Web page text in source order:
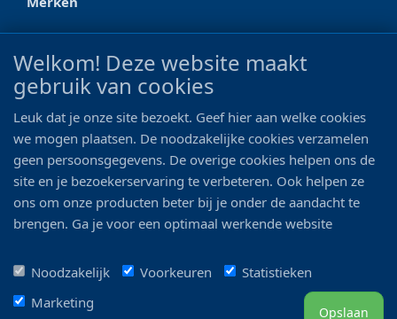
CONTACT
Ootmarsumseweg 125a
0546 - 622 990
06 - 11 19 81 42
info@bo-vis.nl
Welkom! Deze website maakt
gebruik van cookies
Leuk dat je onze site bezoekt. Geef hier aan welke cookies
we mogen plaatsen. De noodzakelijke cookies verzamelen
geen persoonsgegevens. De overige cookies helpen ons de
site en je bezoekerservaring te verbeteren. Ook helpen ze
ons om onze producten beter bij je onder de aandacht te
brengen. Ga je voor een optimaal werkende website
Noodzakelijk
Voorkeuren
Statistieken
Marketing
Opslaan